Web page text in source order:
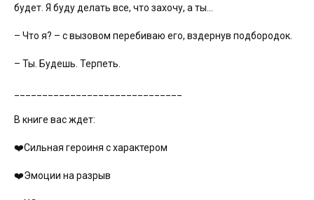
будет. Я буду делать все, что захочу, а ты…
– Что я? – с вызовом перебиваю его, вздернув подбородок.
– Ты. Будешь. Терпеть.
В книге вас ждет:
❤️Сильная героиня с характером
❤️Эмоции на разрыв